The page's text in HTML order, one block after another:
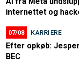
internettet og
07/08 KARRIERE
Efter opkøb:
BEC